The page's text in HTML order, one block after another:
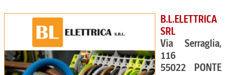
B.L.ELETTRICA
SRL
Via Serraglia,
116
55022 PONTE